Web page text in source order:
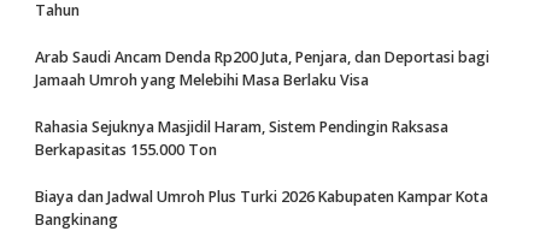
Tahun
Arab Saudi Ancam Denda Rp200 Juta, Penjara, dan Deportasi bagi
Jamaah Umroh yang Melebihi Masa Berlaku Visa
Rahasia Sejuknya Masjidil Haram, Sistem Pendingin Raksasa
Berkapasitas 155.000 Ton
Biaya dan Jadwal Umroh Plus Turki 2026 Kabupaten Kampar Kota
Bangkinang